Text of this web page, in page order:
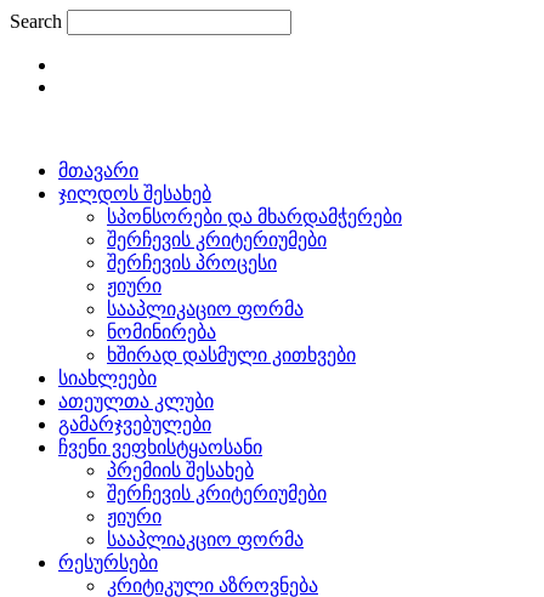
Skip
content
Search
მთავარი
ჯილდოს შესახებ
სპონსორები და მხარდამჭერები
შერჩევის კრიტერიუმები
შერჩევის პროცესი
ჟიური
სააპლიკაციო ფორმა
ნომინირება
ხშირად დასმული კითხვები
სიახლეები
ათეულთა კლუბი
გამარჯვებულები
ჩვენი ვეფხისტყაოსანი
პრემიის შესახებ
შერჩევის კრიტერიუმები
ჟიური
სააპლიაკციო ფორმა
რესურსები
კრიტიკული აზროვნება